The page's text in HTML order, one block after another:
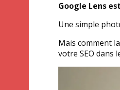
Google Lens
Une simple
Mais comment
votre SEO dans